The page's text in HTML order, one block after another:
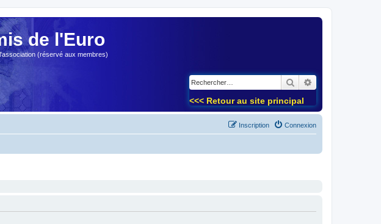
de l'Euro
(réservé aux membres)
Rechercher
<<< Retour au site principal
Connexion
Inscription